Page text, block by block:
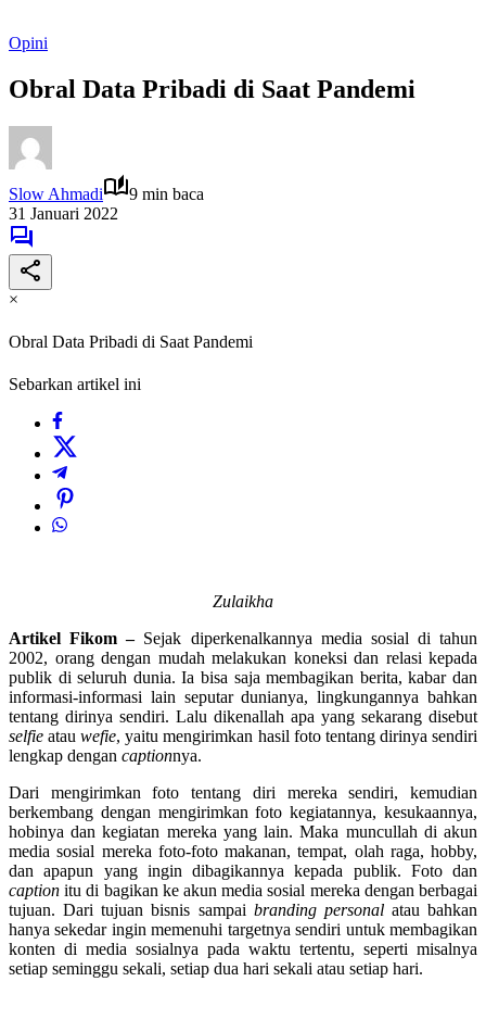
Opini
Obral Data Pribadi di Saat Pandemi
Slow Ahmadi
9 min baca
31 Januari 2022
×
Obral Data Pribadi di Saat Pandemi
Sebarkan artikel ini
Zulaikha
Artikel Fikom –Sejak diperkenalkannya media sosial di tahun
2002, orang dengan mudah melakukan koneksi dan relasi kepada
publik di seluruh dunia. Ia bisa saja membagikan berita, kabar dan
informasi-informasi lain seputar dunianya, lingkungannya bahkan
tentang dirinya sendiri. Lalu dikenallah apa yang sekarang disebut
selfie atauwefie, yaitu mengirimkan hasil foto tentang dirinya sendiri
lengkap dengan captionnya.
Dari mengirimkan foto tentang diri mereka sendiri, kemudian
berkembang dengan mengirimkan foto kegiatannya, kesukaannya,
hobinya dan kegiatan mereka yang lain. Maka muncullah di akun
media sosial mereka foto-foto makanan, tempat, olah raga, hobby,
dan apapun yang ingin dibagikannya kepada publik. Foto dan
caption itu di bagikan ke akun media sosial mereka dengan berbagai
tujuan. Dari tujuan bisnis sampai branding personalatau bahkan
hanya sekedar ingin memenuhi targetnya sendiri untuk membagikan
konten di media sosialnya pada waktu tertentu, seperti misalnya
setiap seminggu sekali, setiap dua hari sekali atau setiap hari.